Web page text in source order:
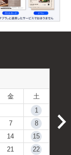
金
土
1
7
8
14
15
21
22